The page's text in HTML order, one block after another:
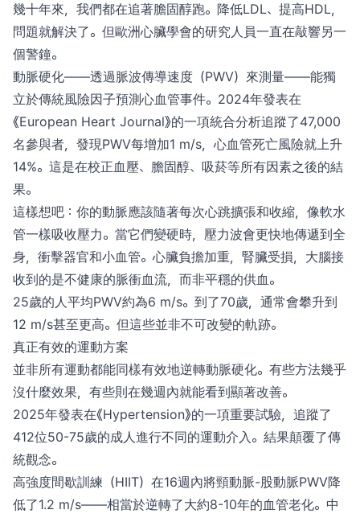
幾十年來，我們都在追著膽固醇跑。降低LDL、提高HDL，
問題就解決了。但歐洲心臟學會的研究人員一直在敲響另一
個警鐘。
動脈硬化——透過脈波傳導速度（PWV）來測量——能獨
立於傳統風險因子預測心血管事件。2024年發表在
《European Heart Journal》的一項統合分析追蹤了47,000
名參與者，發現PWV每增加1 m/s，心血管死亡風險就上升
14%。這是在校正血壓、膽固醇、吸菸等所有因素之後的結
果。
這樣想吧：你的動脈應該隨著每次心跳擴張和收縮，像軟水
管一樣吸收壓力。當它們變硬時，壓力波會更快地傳遞到全
身，衝擊器官和小血管。心臟負擔加重，腎臟受損，大腦接
收到的是不健康的脈衝血流，而非平穩的供血。
25歲的人平均PWV約為6 m/s。到了70歲，通常會攀升到
12 m/s甚至更高。但這些並非不可改變的軌跡。
真正有效的運動方案
並非所有運動都能同樣有效地逆轉動脈硬化。有些方法幾乎
沒什麼效果，有些則在幾週內就能看到顯著改善。
2025年發表在《Hypertension》的一項重要試驗，追蹤了
412位50-75歲的成人進行不同的運動介入。結果顛覆了傳
統觀念。
高強度間歇訓練（HIIT）在16週內將頸動脈-股動脈PWV降
低了1.2 m/s——相當於逆轉了大約8-10年的血管老化。中